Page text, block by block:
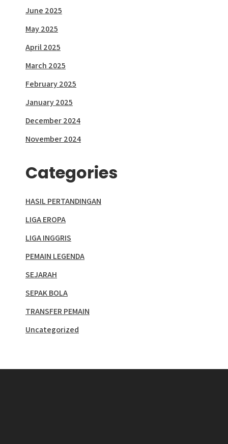
June 2025
May 2025
April 2025
March 2025
February 2025
January 2025
December 2024
November 2024
Categories
HASIL PERTANDINGAN
LIGA EROPA
LIGA INGGRIS
PEMAIN LEGENDA
SEJARAH
SEPAK BOLA
TRANSFER PEMAIN
Uncategorized